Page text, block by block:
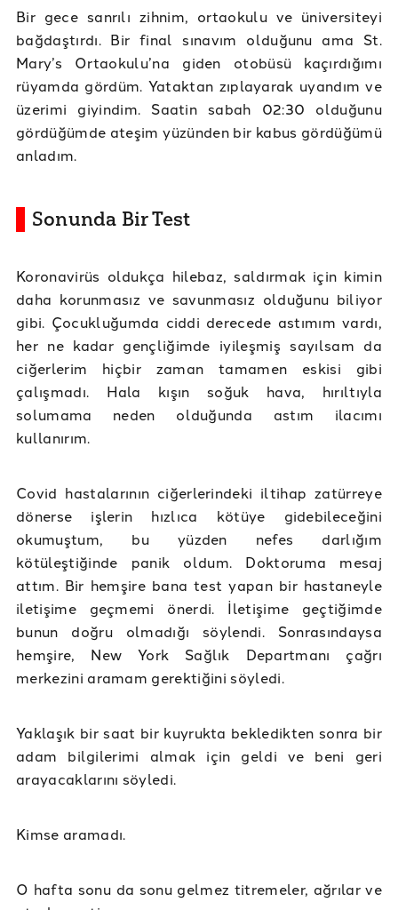
Bir gece sanrılı zihnim, ortaokulu ve üniversiteyi
bağdaştırdı. Bir final sınavım olduğunu ama St.
Mary’s Ortaokulu’na giden otobüsü kaçırdığımı
rüyamda gördüm. Yataktan zıplayarak uyandım ve
üzerimi giyindim. Saatin sabah 02:30 olduğunu
gördüğümde ateşim yüzünden bir kabus gördüğümü
anladım.
Sonunda Bir Test
Koronavirüs oldukça hilebaz, saldırmak için kimin
daha korunmasız ve savunmasız olduğunu biliyor
gibi. Çocukluğumda ciddi derecede astımım vardı,
her ne kadar gençliğimde iyileşmiş sayılsam da
ciğerlerim hiçbir zaman tamamen eskisi gibi
çalışmadı. Hala kışın soğuk hava, hırıltıyla
solumama neden olduğunda astım ilacımı
kullanırım.
Covid hastalarının ciğerlerindeki iltihap zatürreye
dönerse işlerin hızlıca kötüye gidebileceğini
okumuştum, bu yüzden nefes darlığım
kötüleştiğinde panik oldum. Doktoruma mesaj
attım. Bir hemşire bana test yapan bir hastaneyle
iletişime geçmemi önerdi. İletişime geçtiğimde
bunun doğru olmadığı söylendi. Sonrasındaysa
hemşire, New York Sağlık Departmanı çağrı
merkezini aramam gerektiğini söyledi.
Yaklaşık bir saat bir kuyrukta bekledikten sonra bir
adam bilgilerimi almak için geldi ve beni geri
arayacaklarını söyledi.
Kimse aramadı.
O hafta sonu da sonu gelmez titremeler, ağrılar ve